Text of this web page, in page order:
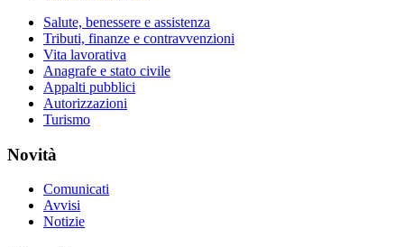
Salute, benessere e assistenza
Tributi, finanze e contravvenzioni
Vita lavorativa
Anagrafe e stato civile
Appalti pubblici
Autorizzazioni
Turismo
Novità
Comunicati
Avvisi
Notizie